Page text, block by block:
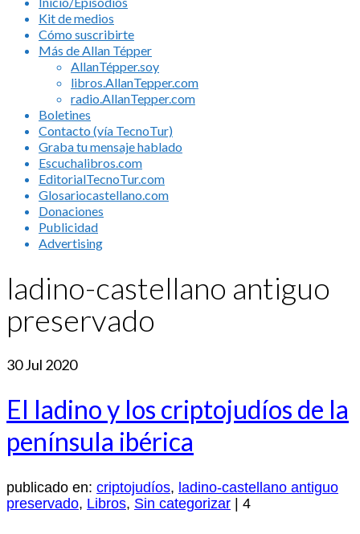
Kit de medios
Cómo suscribirte
Más de Allan Tépper
AllanTépper.soy
libros.AllanTepper.com
radio.AllanTepper.com
Boletines
Contacto (vía TecnoTur)
Graba tu mensaje hablado
Escuchalibros.com
EditorialTecnoTur.com
Glosariocastellano.com
Donaciones
Publicidad
Advertising
ladino-castellano antiguo
preservado
30Jul 2020
El ladino y los criptojudíos de la
península ibérica
publicado en: criptojudíos, ladino-castellano antiguo
preservado, Libros, Sin categorizar 4